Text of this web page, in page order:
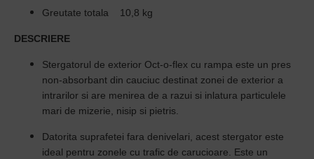
Greutate totala 10,8 kg
DESCRIERE
Stergatorul de exterior Oct-o-flex cu rampa este un pres
non-absorbant din cauciuc destinat zonei de exterior a
intrarilor si are menirea de a razui si inlatura particulele
mari de mizerie, nisip si pietris.
Datorita suprafetei fara denivelari, acest stergator este
ideal pentru zonele cu trafic de carucioare. Este un